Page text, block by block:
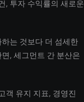
, 투자 수익률의 새로운
는 것보다 더 섬세한
, 세그먼트 간 분산은
객 유지 지표, 경영진